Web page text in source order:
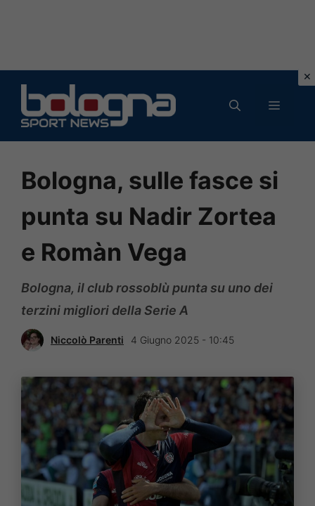
contenuto
MENU
Bologna, sulle fasce si
punta su Nadir Zortea
e Romàn Vega
Bologna, il club rossoblù punta su uno dei
terzini migliori della Serie A
Niccolò Parenti 4 Giugno 2025 - 10:45